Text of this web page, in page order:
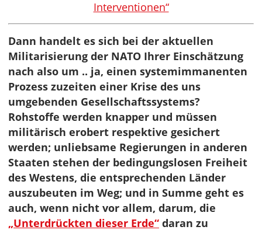
Interventionen“
Dann handelt es sich bei der aktuellen
Militarisierung der NATO Ihrer Einschätzung
nach also um .. ja, einen systemimmanenten
Prozess zuzeiten einer Krise des uns
umgebenden Gesellschaftssystems?
Rohstoffe werden knapper und müssen
militärisch erobert respektive gesichert
werden; unliebsame Regierungen in anderen
Staaten stehen der bedingungslosen Freiheit
des Westens, die entsprechenden Länder
auszubeuten im Weg; und in Summe geht es
auch, wenn nicht vor allem, darum, die
„Unterdrückten dieser Erde“ daran zu